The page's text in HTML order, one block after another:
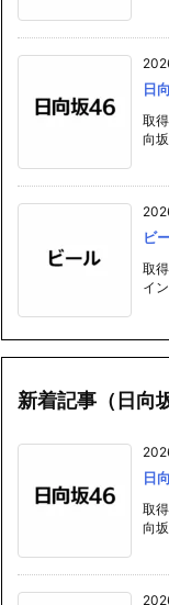
日
取
向
ビ
取
イ
新着記事（日向
日
取
向